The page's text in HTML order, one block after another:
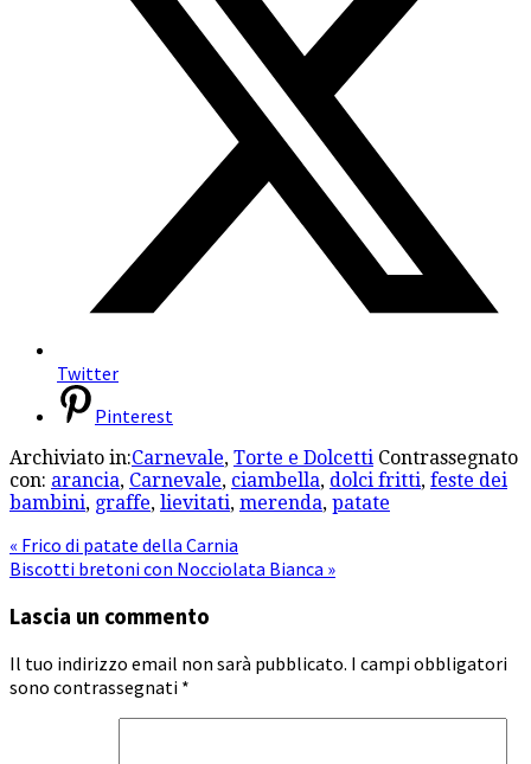
Twitter
Pinterest
Archiviato in:Carnevale, Torte e Dolcetti Contrassegnato
con: arancia, Carnevale, ciambella, dolci fritti, feste dei
bambini, graffe, lievitati, merenda, patate
« Frico di patate della Carnia
Biscotti bretoni con Nocciolata Bianca »
Lascia un commento
Il tuo indirizzo email non sarà pubblicato. I campi obbligatori
sono contrassegnati *